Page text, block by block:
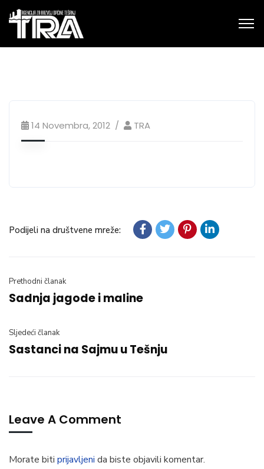
14 Novembra, 2012 TRA
Podijeli na društvene mreže:
Prethodni članak
Sadnja jagode i maline
Sljedeći članak
Sastanci na Sajmu u Tešnju
Leave A Comment
Morate biti prijavljeni da biste objavili komentar.